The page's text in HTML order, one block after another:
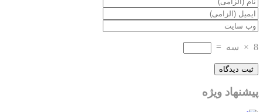
8
× سه =
پیشنهاد ویژه